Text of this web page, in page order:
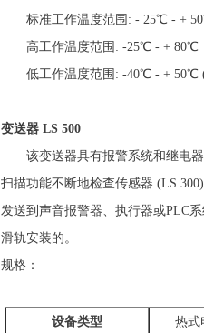
标准工作温度范围: - 25℃ - +
高工作温度范围: -25℃ - + 80℃
低工作温度范围: -40℃ - + 50℃
变送器 LS 500
该变送器具有报警系统和继电器
扫描功能不断地检查传感器 (LS
发送到声音报警器、执行器或PLC
滑轨安装的。
规格：
设备类型 热式电